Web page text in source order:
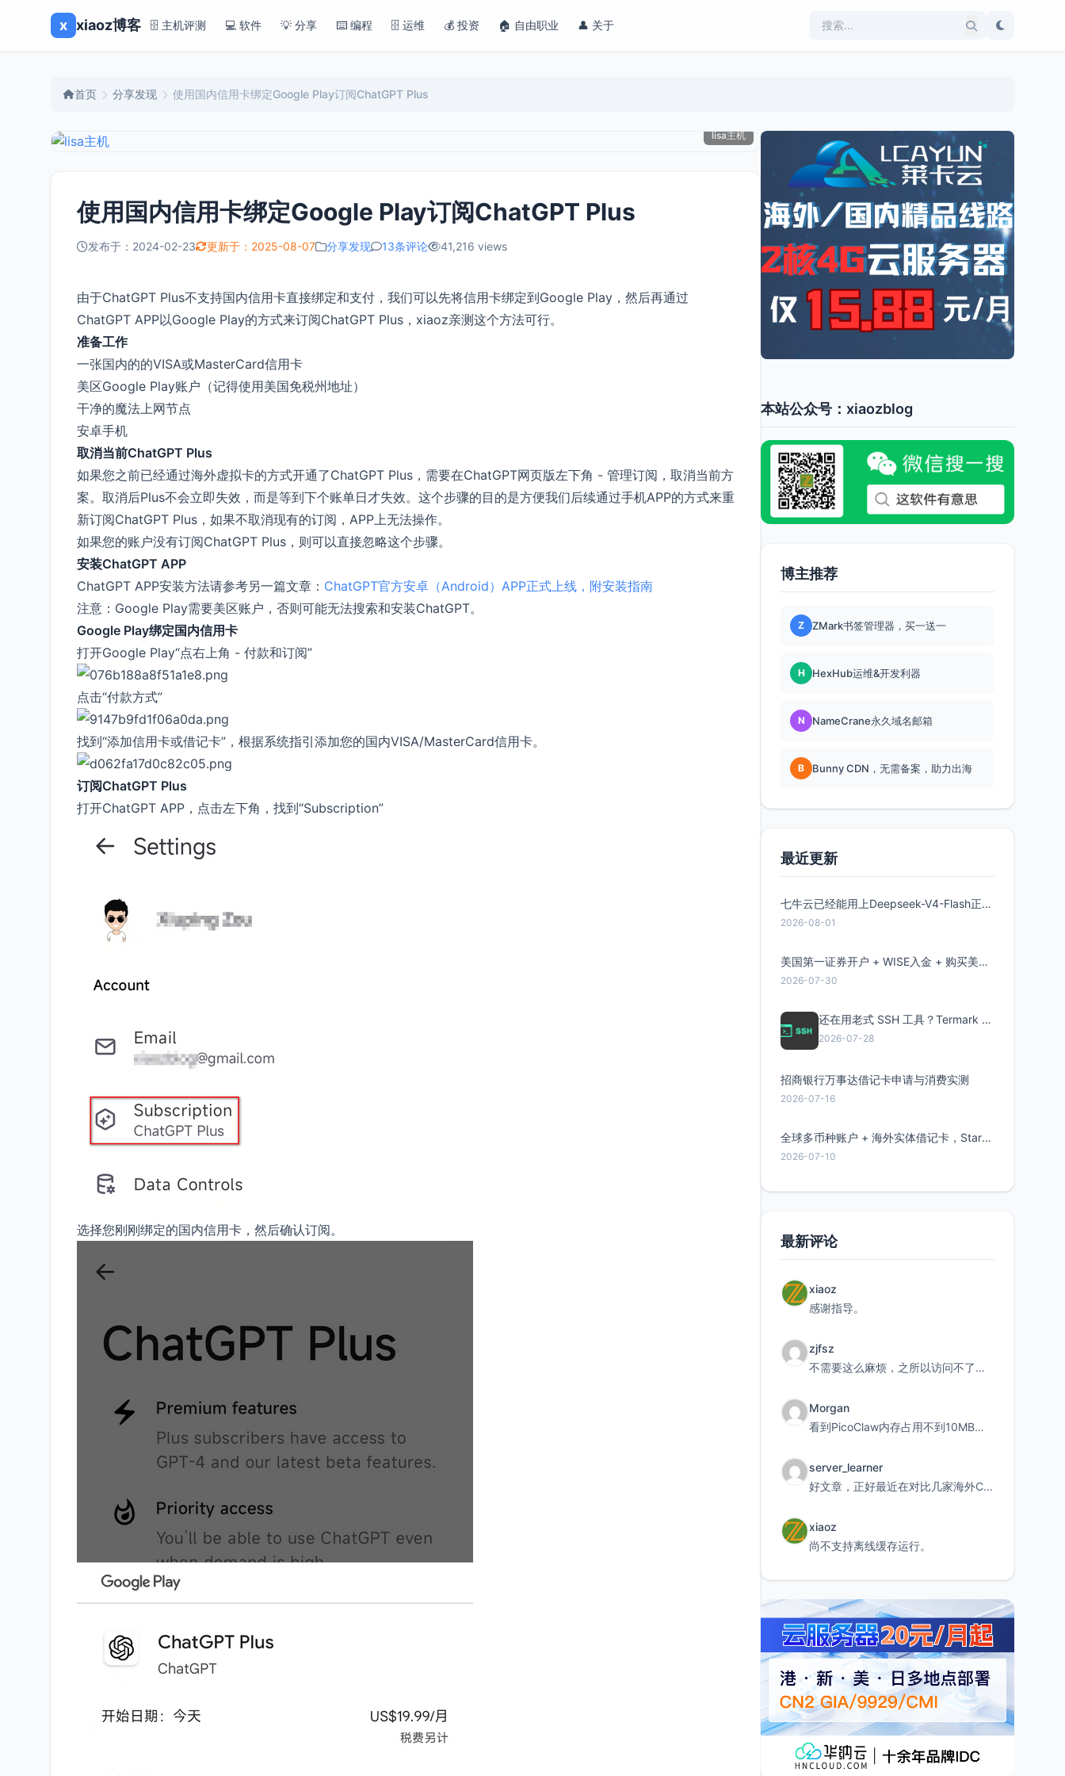
x xiaoz博客 🗄️ 主机评测 💻 软件 💡 分享 ⌨️ 编程 🗄️ 运维 💰 投资 🏠 自由职业 👤 关于
首页 分享发现 使用国内信用卡绑定Google Play订阅ChatGPT Plus
lisa主机
使用国内信用卡绑定Google Play订阅ChatGPT Plus
发布于：2024-02-23 更新于：2025-08-07 分享发现 13条评论 41,216 views
由于ChatGPT Plus不支持国内信用卡直接绑定和支付，我们可以先将信用卡绑定到Google Play，然后再通过
ChatGPT APP以Google Play的方式来订阅ChatGPT Plus，xiaoz亲测这个方法可行。
准备工作
一张国内的的VISA或MasterCard信用卡
美区Google Play账户（记得使用美国免税州地址）
干净的魔法上网节点
安卓手机
取消当前ChatGPT Plus
如果您之前已经通过海外虚拟卡的方式开通了ChatGPT Plus，需要在ChatGPT网页版左下角 - 管理订阅，取消当前方
案。取消后Plus不会立即失效，而是等到下个账单日才失效。这个步骤的目的是方便我们后续通过手机APP的方式来重
新订阅ChatGPT Plus，如果不取消现有的订阅，APP上无法操作。
如果您的账户没有订阅ChatGPT Plus，则可以直接忽略这个步骤。
安装ChatGPT APP
ChatGPT APP安装方法请参考另一篇文章： ChatGPT官方安卓（Android）APP正式上线，附安装指南
注意：Google Play需要美区账户，否则可能无法搜索和安装ChatGPT。
Google Play绑定国内信用卡
打开Google Play“点右上角 - 付款和订阅”
点击“付款方式”
找到“添加信用卡或借记卡”，根据系统指引添加您的国内VISA/MasterCard信用卡。
订阅ChatGPT Plus
打开ChatGPT APP，点击左下角，找到“Subscription”
选择您刚刚绑定的国内信用卡，然后确认订阅。
本站公众号：xiaozblog
博主推荐
Z ZMark书签管理器，买一送一
H HexHub运维&开发利器
N NameCrane永久域名邮箱
B Bunny CDN，无需备案，助力出海
最近更新
七牛云已经能用上Deepseek-V4-Flash正式版了，点此领取300万Token
2026-08-01
美国第一证券开户 + WISE入金 + 购买美股全流程分享
2026-07-30
还在用老式 SSH 工具？Termark 新一代跨平台智能SSH客户端了解一下
2026-07-28
招商银行万事达借记卡申请与消费实测
2026-07-16
全球多币种账户 + 海外实体借记卡，Starryblu开户教程与注意事项
2026-07-10
最新评论
xiaoz
感谢指导。
zjfsz
不需要这么麻烦，之所以访问不了，是由于非对称路由的问题，在爱快主路由添加一条静态路由192.168.
Morgan
看到PicoClaw内存占用不到10MB这个数据真的很惊喜，确实很适合我这种想用旧设备折腾AI的小白
server_learner
好文章，正好最近在对比几家海外CDN。文中提到CF免费版不支持自定义回源端口和HOST这个痛点太真实
xiaoz
尚不支持离线缓存运行。